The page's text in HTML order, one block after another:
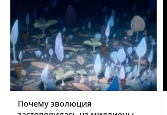
Почему эволюция